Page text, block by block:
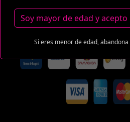
Soy mayor de edad y acepto
Si eres menor de edad,
Medio de